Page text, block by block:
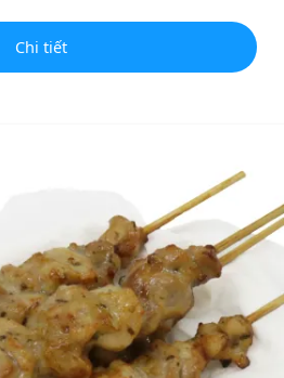
Chi tiết